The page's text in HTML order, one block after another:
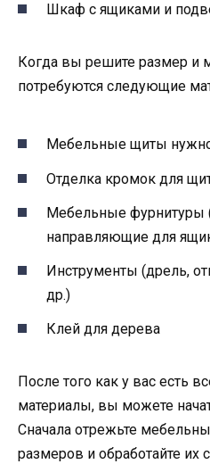
Шкаф с ящиками и
Когда вы решите размер и
потребуются следующие
Мебельные щиты
Отделка кромок для
Мебельные фурнитуры
направляющие для
Инструменты (дрель,
др.)
Клей для дерева
После того как у вас есть
материалы, вы можете
Сначала отрежьте
размеров и обработайте